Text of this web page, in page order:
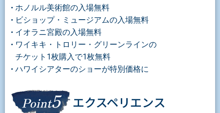
ホノルル美術館の入場無料
ビショップ・ミュージアムの入場無料
イオラニ宮殿の入場無料
ワイキキ・トロリー・グリーンラインの
チケット1枚購入で1枚無料
ハワイシアターのショーが特別価格に
Point5 エクスペリエンス